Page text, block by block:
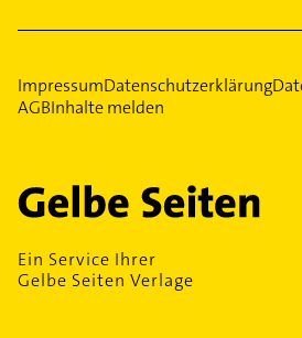
ImpressumDatenschutzerklärung
AGBInhalte melden
Ein Service Ihrer
Gelbe Seiten Verlage